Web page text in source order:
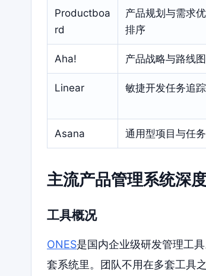
Productboa
rd
产品规划与需求
排序
Aha! 产品战略与路线
Linear 敏捷开发任务追踪
Asana 通用型项目与任
主流产品管理系统深
工具概况
ONES是国内企业级研发管理工
套系统里。团队不用在多套工具